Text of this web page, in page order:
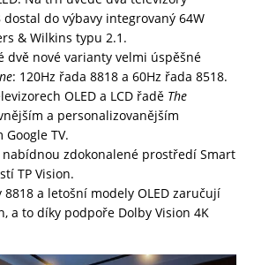
dostal do výbavy integrovaný 64W
& Wilkins typu 2.1.
dvě nové varianty velmi úspěšné
: 120Hz řada 8818 a 60Hz řada 8518.
OLED a LCD řadě The
a personalizovanějším
TV.
nabídnou zdokonalené prostředí Smart
TP Vision.
a letošní modely OLED zaručují
a to díky podpoře Dolby Vision 4K